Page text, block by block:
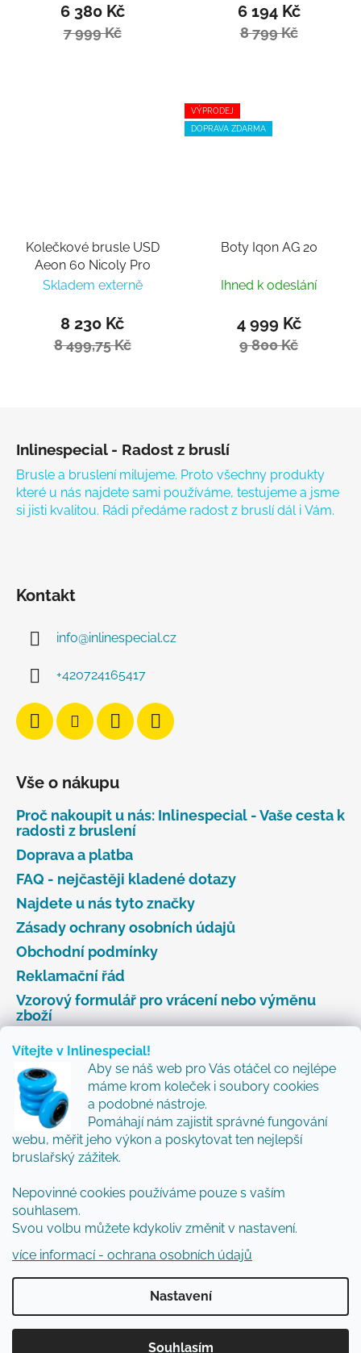
Vítejte v Inlinespecial!
Aby se náš web pro Vás otáčel co nejlépe
máme krom koleček i soubory cookies
a podobné nástroje.
Pomáhají nám zajistit správné fungování
webu, měřit jeho výkon a poskytovat ten nejlepší
bruslařský zážitek.
Nepovinné cookies používáme pouze s vaším
souhlasem.
Svou volbu můžete kdykoliv změnit v nastavení.
více informací - ochrana osobních údajů
Nastavení
Souhlasím
6 380 Kč
7 999 Kč
6 194 Kč
8 799 Kč
Kolečkové brusle USD
Aeon 60 Nicoly Pro
Skladem externě
8 230 Kč
8 499,75 Kč
VÝPRODEJ
DOPRAVA ZDARMA
Boty Iqon AG 20
Ihned k odeslání
4 999 Kč
9 800 Kč
Inlinespecial - Radost z bruslí
Brusle a bruslení milujeme. Proto všechny produkty
které u nás najdete sami používáme, testujeme a jsme
si jisti kvalitou. Rádi předáme radost z bruslí dál i Vám.
Kontakt
info@inlinespecial.cz
+420724165417
Vše o nákupu
Proč nakoupit u nás: Inlinespecial - Vaše cesta k
radosti z bruslení
Doprava a platba
FAQ - nejčastěji kladené dotazy
Najdete u nás tyto značky
Zásady ochrany osobních údajů
Obchodní podmínky
Reklamační řád
Vzorový formulář pro vrácení nebo výměnu
zboží
Odebírat newsletter
Přidejte se k nám a my Vám budeme zasílat ty nejlepší
novinky a tipy.
Vložením e-mailu souhlasíte spodmínkami
ochrany osobních údajů